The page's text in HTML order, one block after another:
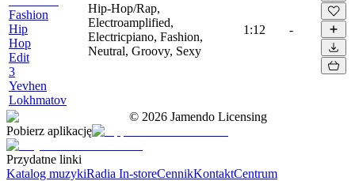
Fashion
Hip
Hop
Edit
3
Yevhen
Lokhmatov
Hip-Hop/Rap,
Electroamplified,
Electricpiano, Fashion,
Neutral, Groovy, Sexy
1:12 -
© 2026 Jamendo Licensing
Pobierz aplikację
Przydatne linki
Katalog muzykiRadia In-storeCennikKontaktCentrum